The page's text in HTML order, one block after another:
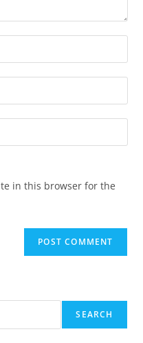
in this browser for the
SEARCH